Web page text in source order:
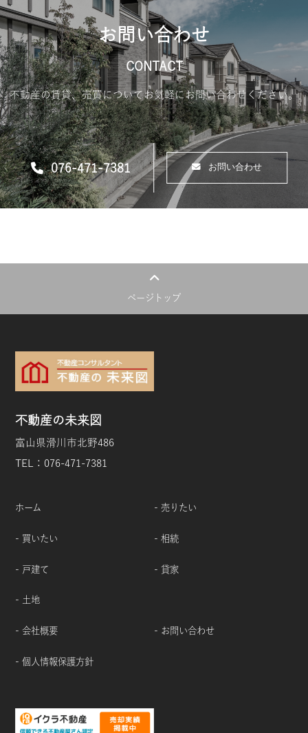
お問い合わせ
CONTACT
不動産の賃貸、売買についてお気軽にお問い合わせください。
076-471-7381 お問い合わせ
ページトップ
不動産の未来図
富山県滑川市北野486
TEL：076-471-7381
ホーム - 売りたい
- 買いたい - 相続
- 戸建て - 貸家
- 土地
- 会社概要 - お問い合わせ
- 個人情報保護方針